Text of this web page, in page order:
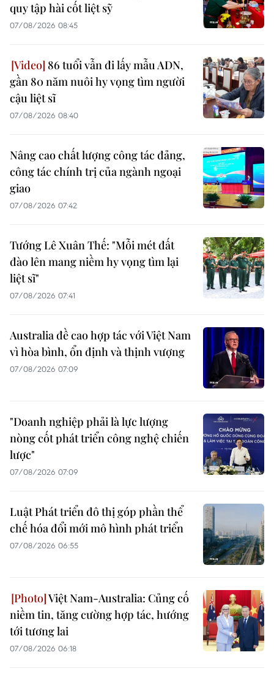
quy tập hài cốt liệt sỹ
07/08/2026 08:45
86 tuổi vẫn đi lấy mẫu ADN,
gần 80 năm nuôi hy vọng tìm người
cậu liệt sĩ
07/08/2026 08:40
Nâng cao chất lượng công tác đảng,
công tác chính trị của ngành ngoại
giao
07/08/2026 07:42
Tướng Lê Xuân Thế: "Mỗi mét đất
đào lên mang niềm hy vọng tìm lại
liệt sĩ"
07/08/2026 07:41
Australia đề cao hợp tác với Việt Nam
vì hòa bình, ổn định và thịnh vượng
07/08/2026 07:09
"Doanh nghiệp phải là lực lượng
nòng cốt phát triển công nghệ chiến
lược"
07/08/2026 07:09
Luật Phát triển đô thị góp phần thể
chế hóa đổi mới mô hình phát triển
07/08/2026 06:55
Việt Nam-Australia: Củng cố
niềm tin, tăng cường hợp tác, hướng
tới tương lai
07/08/2026 06:18